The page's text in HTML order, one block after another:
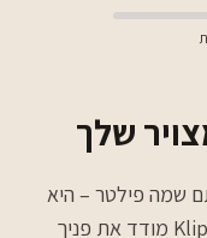
שלך
שמה פילטר – היא
יוצרת תהליך ציור אמיתי: Klip מודד את פניך